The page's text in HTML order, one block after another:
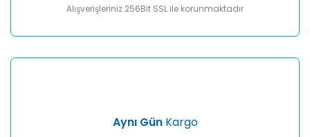
Alışverişleriniz 256Bit SSL ile korunmaktadır
Aynı GünKargo